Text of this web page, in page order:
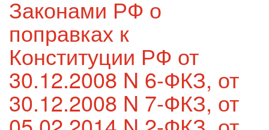
Законами РФ о
поправках к
Конституции РФ от
30.12.2008 N 6-ФКЗ, от
30.12.2008 N 7-ФКЗ, от